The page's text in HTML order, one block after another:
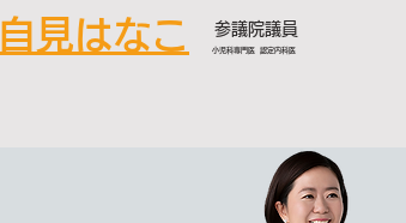
自見はなこ 参議院議員
小児科専門医 認定内科医